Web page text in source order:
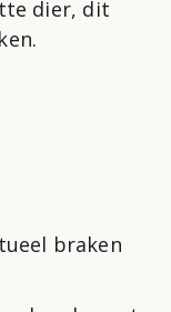
dier, dit
braken